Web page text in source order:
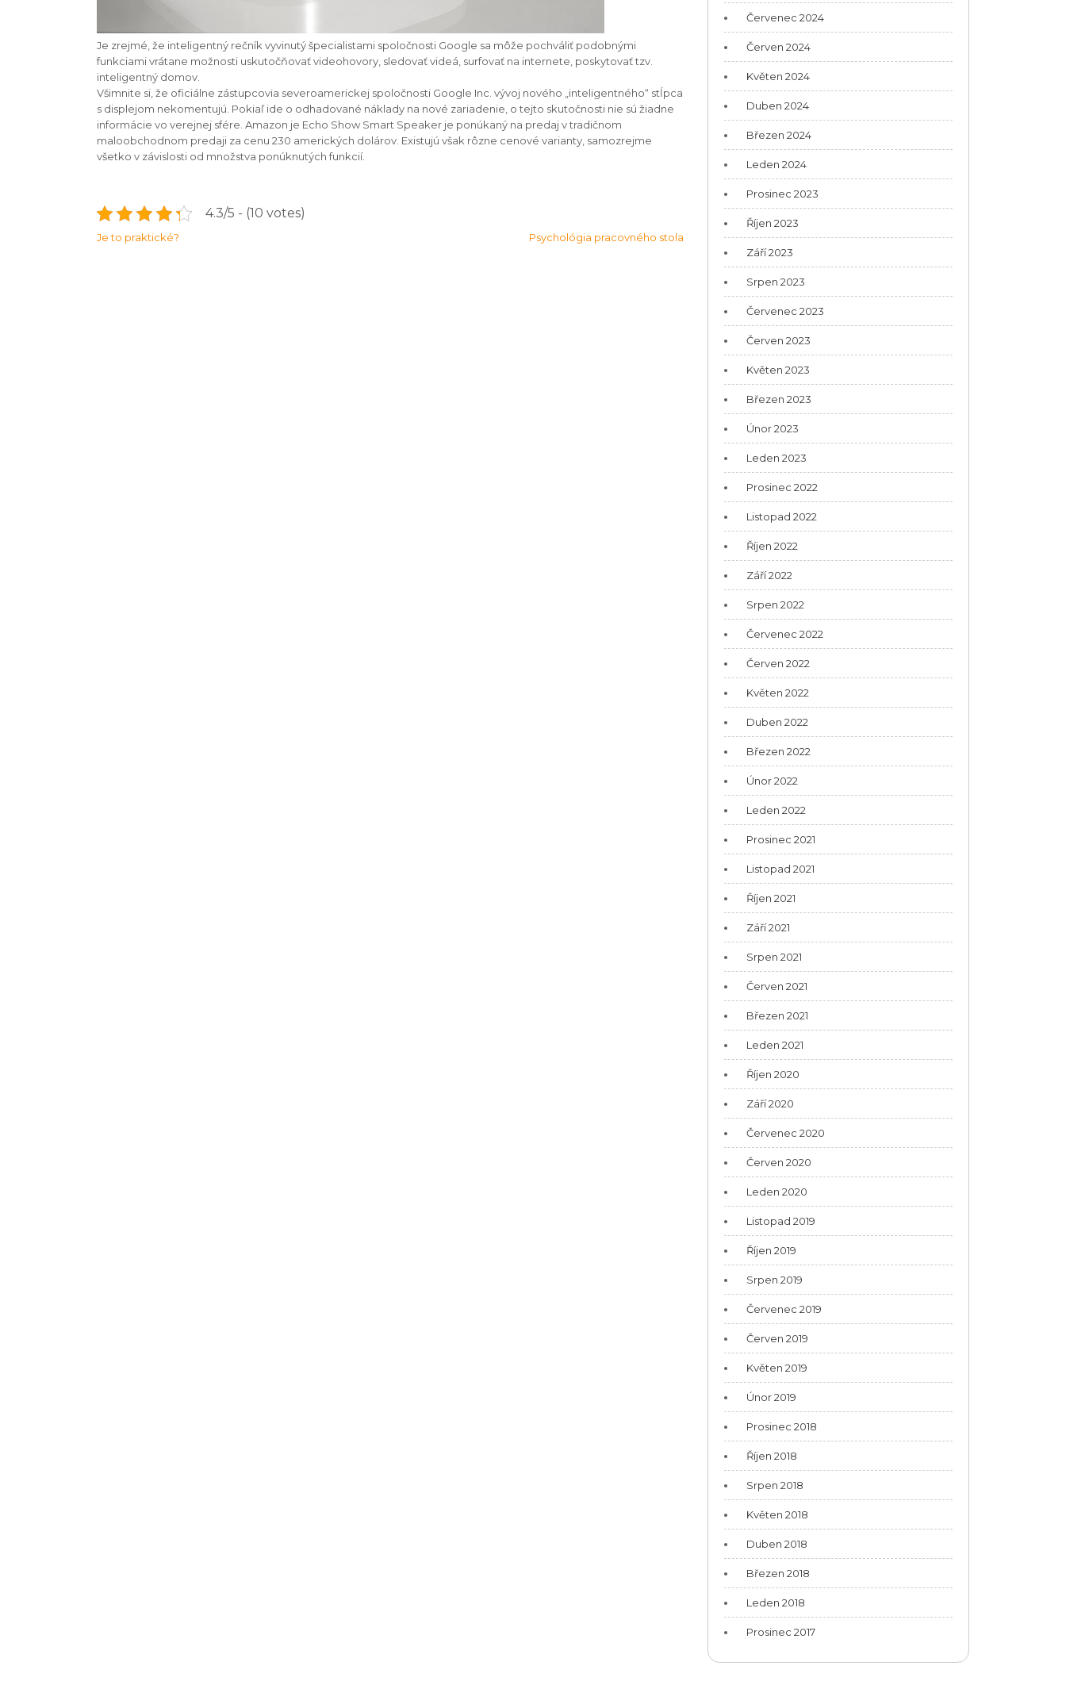
Je zrejmé, že inteligentný rečník vyvinutý špecialistami spoločnosti Google sa môže pochváliť podobnými
funkciami vrátane možnosti uskutočňovať videohovory, sledovať videá, surfovať na internete, poskytovať tzv.
inteligentný domov.
Všimnite si, že oficiálne zástupcovia severoamerickej spoločnosti Google Inc. vývoj nového „inteligentného“ stĺpca
s displejom nekomentujú. Pokiaľ ide o odhadované náklady na nové zariadenie, o tejto skutočnosti nie sú žiadne
informácie vo verejnej sfére. Amazon je Echo Show Smart Speaker je ponúkaný na predaj v tradičnom
maloobchodnom predaji za cenu 230 amerických dolárov. Existujú však rôzne cenové varianty, samozrejme
všetko v závislosti od množstva ponúknutých funkcií.
4.3/5 - (10 votes)
Navigace
Je to praktické? Psychológia pracovného stola
Červenec 2024
Červen 2024
Květen 2024
Duben 2024
Březen 2024
Leden 2024
Prosinec 2023
Říjen 2023
Září 2023
Srpen 2023
Červenec 2023
Červen 2023
Květen 2023
Březen 2023
Únor 2023
Leden 2023
Prosinec 2022
Listopad 2022
Říjen 2022
Září 2022
Srpen 2022
Červenec 2022
Červen 2022
Květen 2022
Duben 2022
Březen 2022
Únor 2022
Leden 2022
Prosinec 2021
Listopad 2021
Říjen 2021
Září 2021
Srpen 2021
Červen 2021
Březen 2021
Leden 2021
Říjen 2020
Září 2020
Červenec 2020
Červen 2020
Leden 2020
Listopad 2019
Říjen 2019
Srpen 2019
Červenec 2019
Červen 2019
Květen 2019
Únor 2019
Prosinec 2018
Říjen 2018
Srpen 2018
Květen 2018
Duben 2018
Březen 2018
Leden 2018
Prosinec 2017